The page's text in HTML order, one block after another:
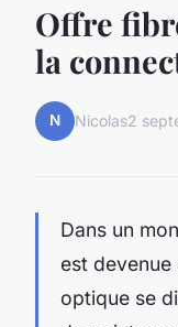
Offre
la
N Nicolas2
Dans un
est
optique se